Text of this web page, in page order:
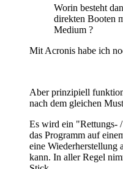
Worin besteht
direkten Booten
Medium ?
Mit Acronis habe ich
Aber prinzipiell
nach dem gleichen
Es wird ein "Rettungs-
das Programm auf
eine Wiederherstellung
kann. In aller Regel